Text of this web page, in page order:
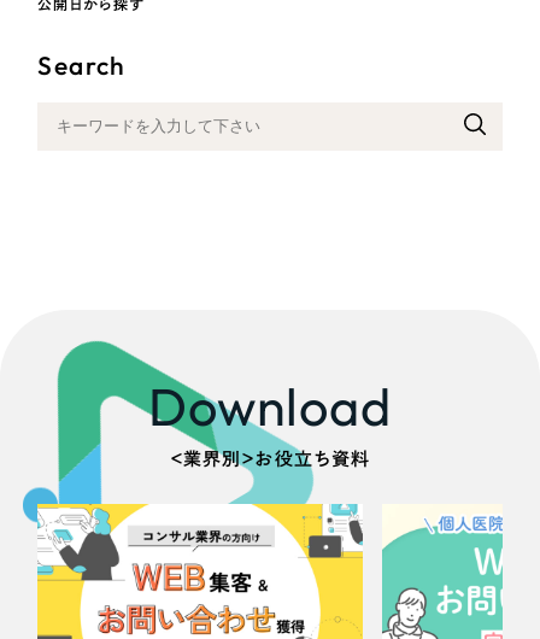
その他
公開日から探す
Search
Download
＜業界別＞お役立ち資料